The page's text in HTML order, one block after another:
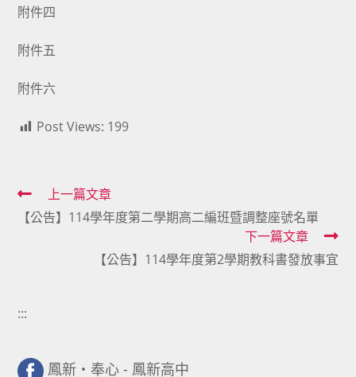
附件四
附件五
附件六
Post Views: 199
Read
more
上一篇文章
【公告】114學年度第二學期高二編班暨調整座號名單
下一篇文章
【公告】114學年度第2學期教科書發放事宜
:::
鳳新・奉心 - 鳳新高中